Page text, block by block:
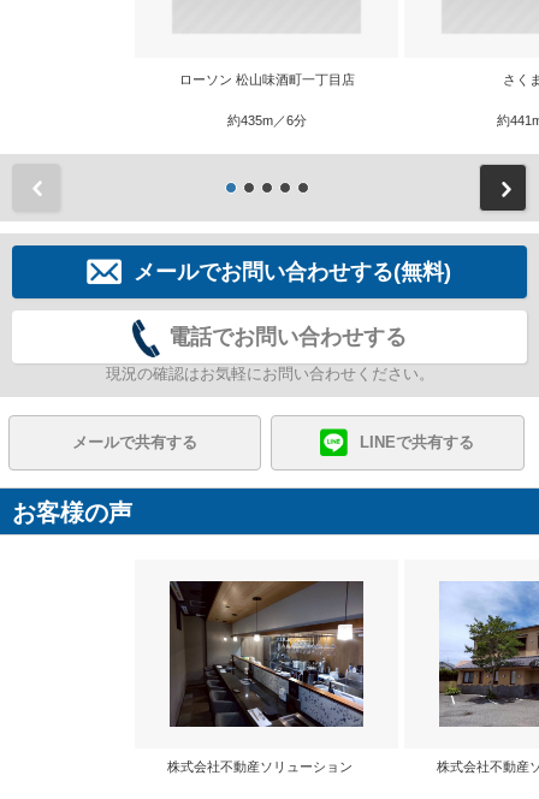
ローソン 松山味酒町一丁目店
約435m／6分
さく
約
メールでお問い合わせする(無料)
電話でお問い合わせする
現況の確認はお気軽にお問い合わせください。
メールで共有する LINEで共有する
お客様の声
株式会社不動産ソリューション 株式会社不動